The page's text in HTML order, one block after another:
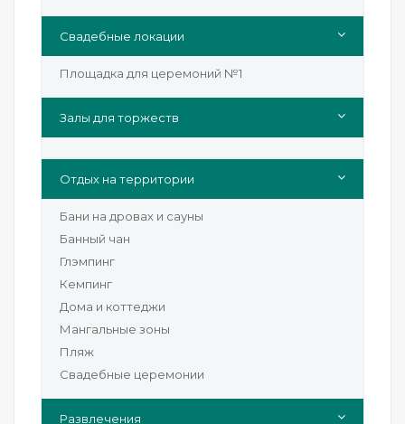
Свадебные локации
Площадка для церемоний №1
Залы для торжеств
Отдых на территории
Бани на дровах и сауны
Банный чан
Глэмпинг
Кемпинг
Дома и коттеджи
Мангальные зоны
Пляж
Свадебные церемонии
Развлечения